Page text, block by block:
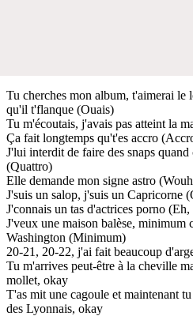
Tu cherches mon album, t'aimerai le
qu'il t'flanque (Ouais)
Tu m'écoutais, j'avais pas atteint la
Ça fait longtemps qu't'es accro
J'lui interdit de faire des snaps
(Quattro)
Elle demande mon signe astro
J'suis un salop, j'suis un Capricorne
J'connais un tas d'actrices porno (Eh,
J'veux une maison balèse, minimum
Washington (Minimum)
20-21, 20-22, j'ai fait beaucoup
Tu m'arrives peut-être à la cheville
mollet, okay
T'as mit une cagoule et maintenant
des Lyonnais, okay